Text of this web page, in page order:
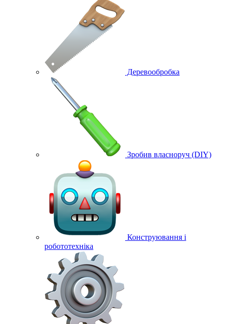
Деревообробка
Зробив власноруч (DIY)
Конструювання і
робототехніка